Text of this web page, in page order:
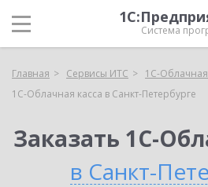
Система
Главная Сервисы ИТС
1С-Облачная
1С-Облачная касса в Санкт-Петербурге
Заказать 1С-
в Санкт-